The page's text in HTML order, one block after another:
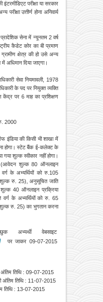
इंटरमीडिएट परीक्षा या सरकार
उत्तीर्ण होना अनिवार्य
सेना में न्यूनतम 2 वर्ष
कैडेट कोर का बी प्रमाण
ग्रामीण क्षेत्र की हो उसे अन्य
अधिमान दिया जाएगा।
सेवा नियमावली, 1978
के पद पर नियुक्त व्यक्ति
केंद्र पर 6 माह का प्रशिक्षण
2000
की किसी भी शाखा में
होगा। स्टेट बैंक ई-कलेक्ट के
शुल्क स्वीकार नहीं होगा।
(आवेदन शुल्क 80 ऑनलाइन
के अभ्यर्थियों को रु.105
रु. 25), अनुसूचित जाति
40 ऑनलाइन प्रक्रिया
के अभ्यर्थियों को रु. 65
रु. 25) का भुगतान करना
वेबसाइट
पर जाकर 09-07-2015
अंतिम तिथि : 09-07-2015
तिथि : 11-07-2015
तिथि : 13-07-2015